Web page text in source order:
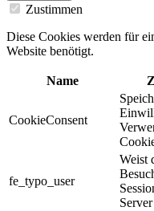
Zustimmen
Diese Cookies werden für
Website benötigt.
Name
CookieConsent
fe_typo_user
Weist